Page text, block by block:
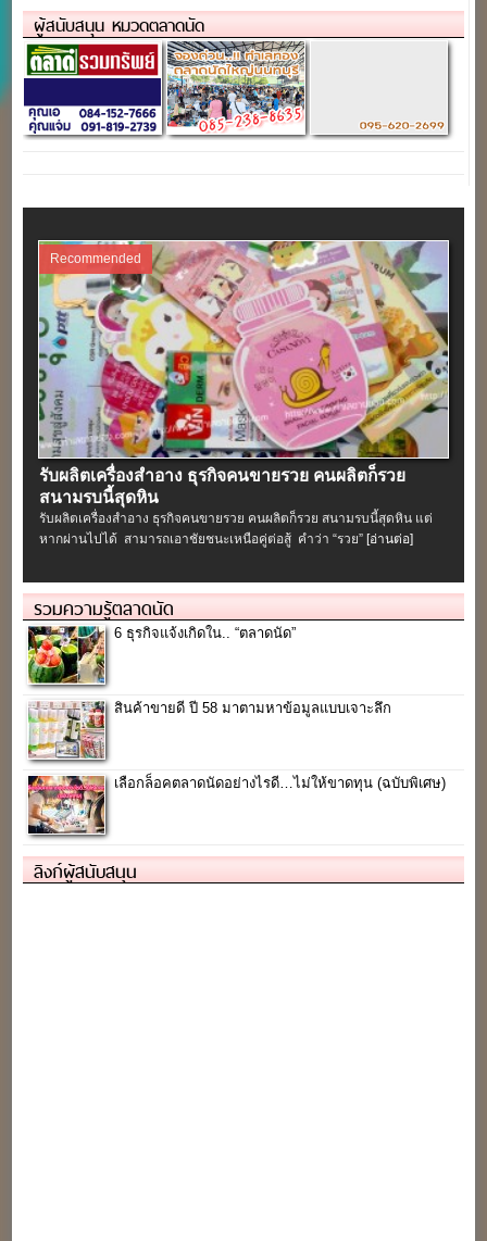
ผู้สนับสนุน หมวดตลาดนัด
Recommended
รับผลิตเครื่องสําอาง ธุรกิจคนขายรวย คนผลิตก็รวย
สนามรบนี้สุดหิน
รับผลิตเครื่องสําอาง ธุรกิจคนขายรวย คนผลิตก็รวย สนามรบนี้สุดหิน แต่
หากผ่านไปได้ สามารถเอาชัยชนะเหนือคู่ต่อสู้ คำว่า “รวย”[อ่านต่อ]
รวมความรู้ตลาดนัด
6 ธุรกิจแจ้งเกิดใน.. “ตลาดนัด”
สินค้าขายดี ปี 58 มาตามหาข้อมูลแบบเจาะลึก
เลือกล็อคตลาดนัดอย่างไรดี…ไม่ให้ขาดทุน (ฉบับพิเศษ)
ลิงก์ผู้สนับสนุน